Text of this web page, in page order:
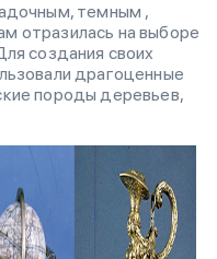
темным ,
отразилась на выборе
создания своих
драгоценные
породы деревьев,